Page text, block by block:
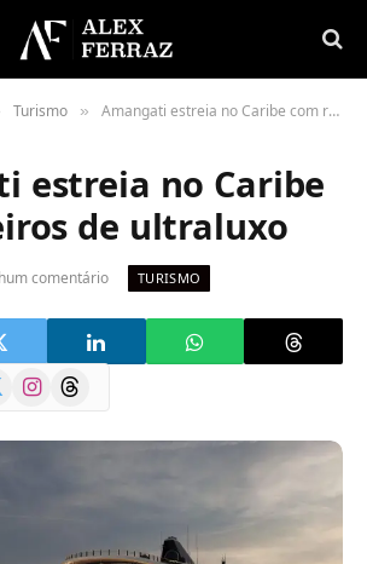
Turismo » Amangati estreia no Caribe com roteiros de ultraluxo
estreia no Caribe
de ultraluxo
comentário TURISMO
InstagramThreads